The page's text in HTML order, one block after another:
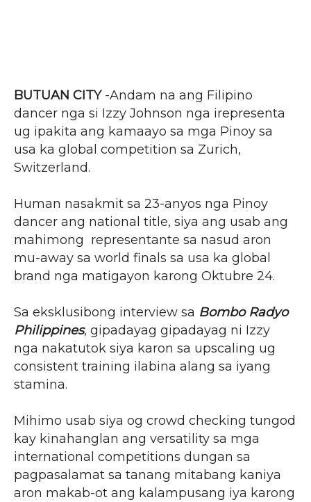
BUTUAN CITY-Andam na ang Filipino
dancer nga si Izzy Johnson nga irepresenta
ug ipakita ang kamaayo sa mga Pinoy sa
usa ka global competition sa Zurich,
Switzerland.
Human nasakmit sa 23-anyos nga Pinoy
dancer ang national title, siya ang usab ang
mahimong representante sa nasud aron
mu-away sa world finals sa usa ka global
brand nga matigayon karong Oktubre 24.
Sa eksklusibong interview sa Bombo Radyo
Philippines, gipadayag gipadayag ni Izzy
nga nakatutok siya karon sa upscaling ug
consistent training ilabina alang sa iyang
stamina.
Mihimo usab siya og crowd checking tungod
kay kinahanglan ang versatility sa mga
international competitions dungan sa
pagpasalamat sa tanang mitabang kaniya
aron makab-ot ang kalampusang iya karong